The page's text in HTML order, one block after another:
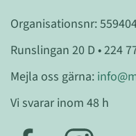
Organisationsnr:
Runslingan 20 D • 224
Mejla oss gärna:
Vi svarar inom 48 h